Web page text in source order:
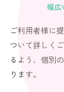
幅広
ご利用者様に
ついて詳しく
るよう、個別
ります。